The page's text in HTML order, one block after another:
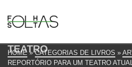
TEATRO
HOME » CATEGORIAS DE LIVROS »
REPORTÓRIO PARA UM TEATRO